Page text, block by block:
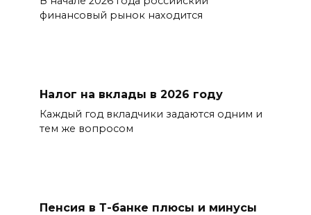
финансовый рынок находится
Налог на вклады в 2026 году
Каждый год вкладчики задаются одним и
тем же вопросом
Пенсия в Т-банке плюсы и минусы